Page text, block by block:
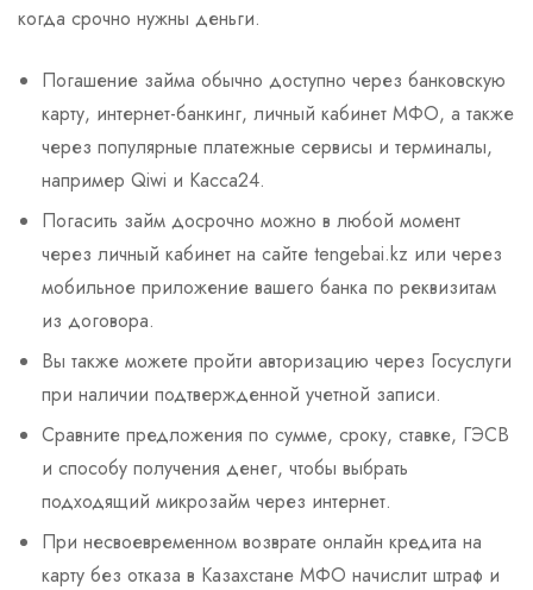
когда срочно нужны деньги.
Погашение займа обычно доступно через банковскую
карту, интернет-банкинг, личный кабинет МФО, а также
через популярные платежные сервисы и терминалы,
например Qiwi и Касса24.
Погасить займ досрочно можно в любой момент
через личный кабинет на сайте tengebai.kz или через
мобильное приложение вашего банка по реквизитам
из договора.
Вы также можете пройти авторизацию через Госуслуги
при наличии подтвержденной учетной записи.
Сравните предложения по сумме, сроку, ставке, ГЭСВ
и способу получения денег, чтобы выбрать
подходящий микрозайм через интернет.
При несвоевременном возврате онлайн кредита на
карту без отказа в Казахстане МФО начислит штраф и